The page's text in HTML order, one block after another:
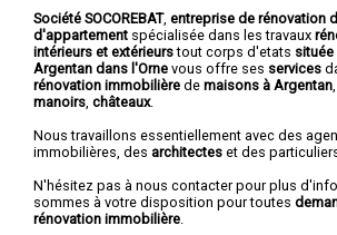
Société SOCOREBAT, entreprise de rénovation
d'appartement spécialisée dans les travaux
intérieurs et extérieurstout corps d'etats
Argentan dans l'Orne vous offre ses services
rénovation immobilière de maisons à Argentan
manoirs châteaux.
Nous travaillons essentiellement avec des
immobilières, des architectes et des
N'hésitez pas à nous contacter pour plus
sommes à votre disposition pour toutes
rénovation immobilière